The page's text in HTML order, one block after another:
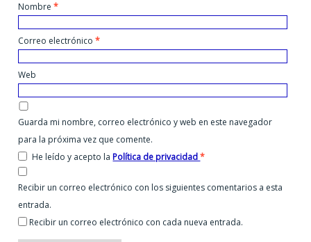
Nombre*
Correo electrónico*
Web
Guarda mi nombre, correo electrónico y web en este navegador
para la próxima vez que comente.
He leído y acepto laPolítica de privacidad*
Recibir un correo electrónico con los siguientes comentarios a esta
entrada.
Recibir un correo electrónico con cada nueva entrada.